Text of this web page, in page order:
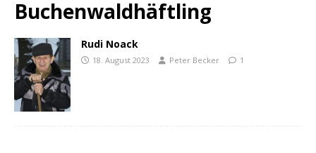
Buchenwaldhäftling
Rudi Noack
18. August 2023 Peter Becker 1